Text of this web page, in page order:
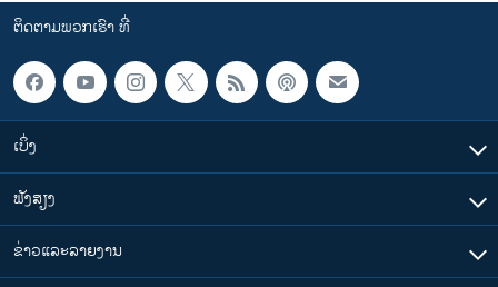
ຕິດຕາມພວກເຮົາ ທີ່
ເບິ່ງ
ຟັງສຽງ
ຂ່າວແລະລາຍງານ